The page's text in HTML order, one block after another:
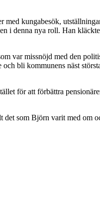
kungabesök,
i denna nya roll. Han
var missnöjd med den
bli kommunens näst
för att förbättra
som Björn varit med om